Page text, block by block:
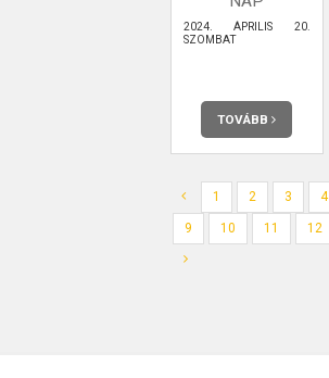
2024. ÁPRILIS 20.
SZOMBAT
TOVÁBB
1 2 3 4
9 10 11 12